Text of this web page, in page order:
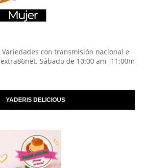
con transmisión nacional e
Sábado de 10:00 am -11:00m
YADERIS DELICIOUS